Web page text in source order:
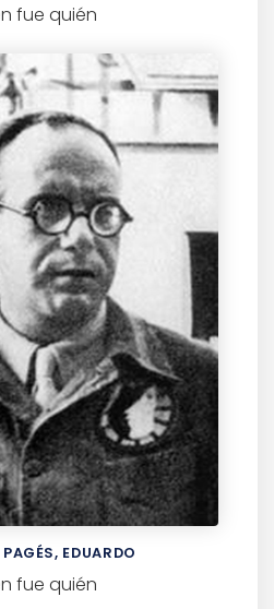
fue quién
EDUARDO
fue quién